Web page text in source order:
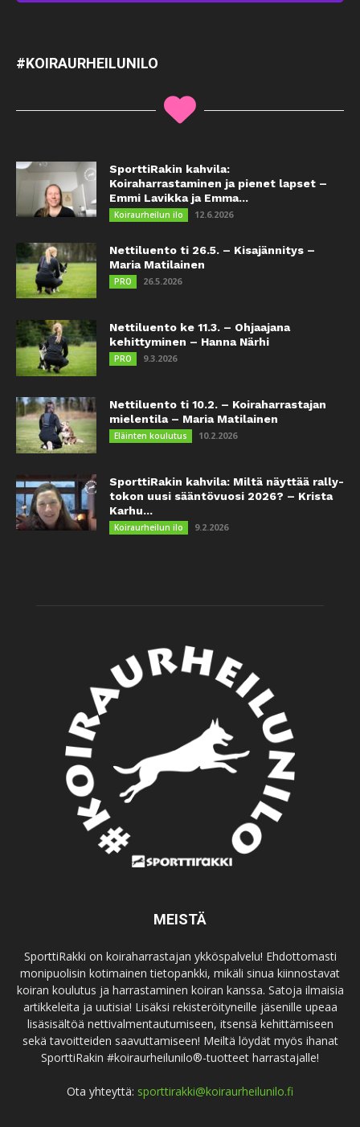
#KOIRAURHEILUNILO
SporttiRakin kahvila:
Koiraharrastaminen ja pienet lapset –
Emmi Lavikka ja Emma...
Koiraurheilun ilo 12.6.2026
Nettiluento ti 26.5. – Kisajännitys –
Maria Matilainen
PRO 26.5.2026
Nettiluento ke 11.3. – Ohjaajana
kehittyminen – Hanna Närhi
PRO 9.3.2026
Nettiluento ti 10.2. – Koiraharrastajan
mielentila – Maria Matilainen
Eläinten koulutus 10.2.2026
SporttiRakin kahvila: Miltä näyttää rally-
tokon uusi sääntövuosi 2026? – Krista
Karhu...
Koiraurheilun ilo 9.2.2026
MEISTÄ
SporttiRakki on koiraharrastajan ykköspalvelu! Ehdottomasti
monipuolisin kotimainen tietopankki, mikäli sinua kiinnostavat
koiran koulutus ja harrastaminen koiran kanssa. Satoja ilmaisia
artikkeleita ja uutisia! Lisäksi rekisteröityneille jäsenille upeaa
lisäsisältöä nettivalmentautumiseen, itsensä kehittämiseen
sekä tavoitteiden saavuttamiseen! Meiltä löydät myös ihanat
SporttiRakin #koiraurheilunilo®-tuotteet harrastajalle!
Ota yhteyttä: sporttirakki@koiraurheilunilo.fi